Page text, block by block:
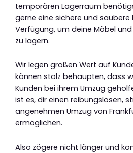
temporären Lagerraum
gerne eine sichere und saubere
Verfügung, um deine Möbel
zu lagern.
Wir legen großen Wert auf
können stolz behaupten, dass
Kunden bei ihrem Umzug
ist es, dir einen reibungslosen,
angenehmen Umzug von
ermöglichen.
Also zögere nicht länger und